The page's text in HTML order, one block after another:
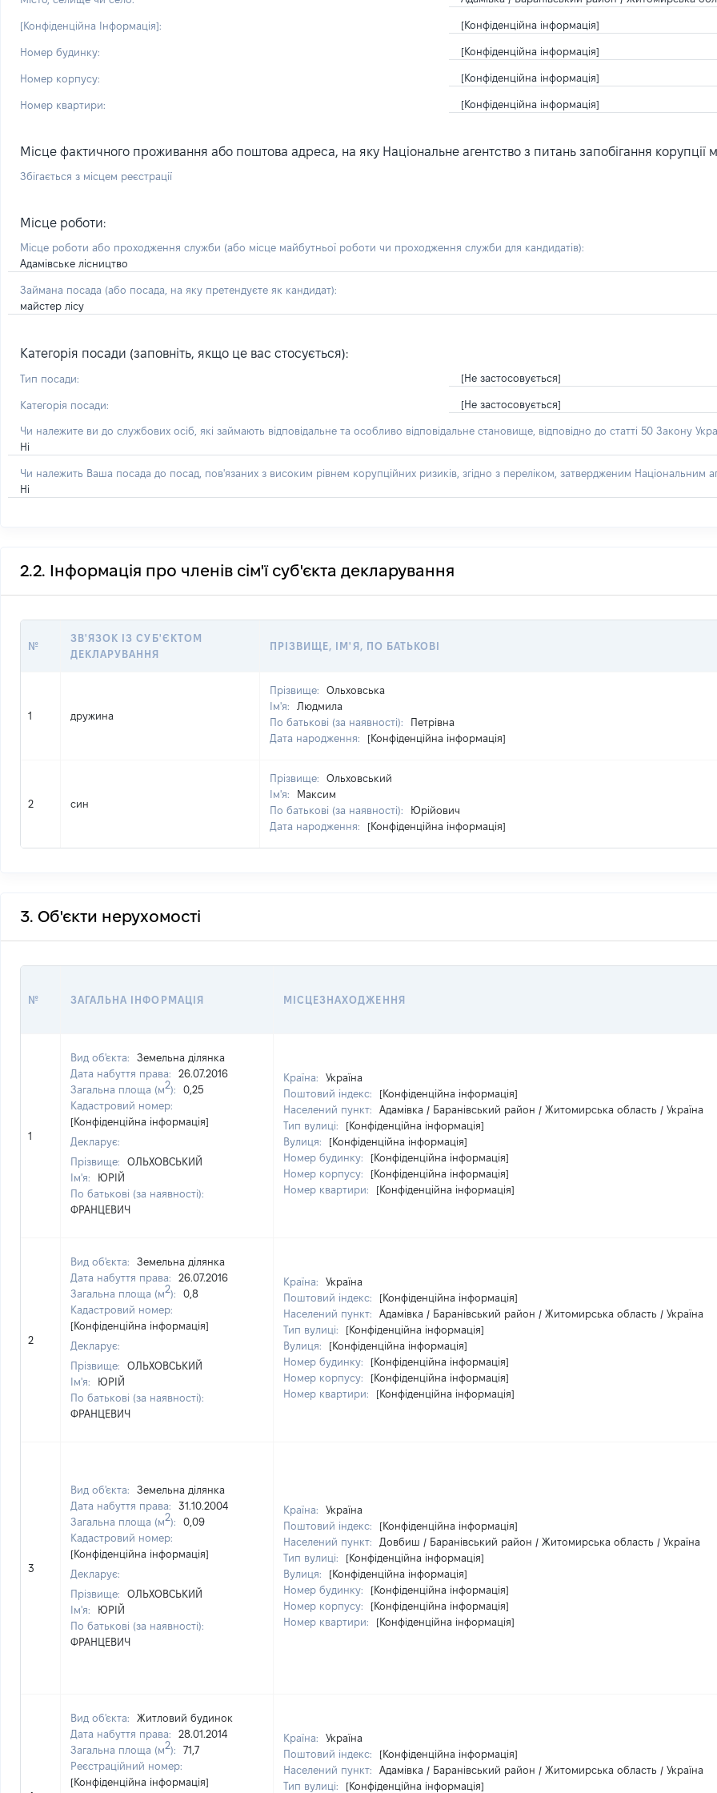
[Конфіденційна Інформація]: [Конфіденційна інформація]
Номер будинку: [Конфіденційна інформація]
Номер корпусу: [Конфіденційна інформація]
Номер квартири: [Конфіденційна інформація]
Місце фактичного проживання або поштова адреса, на яку Національне агентство з питань запобігання
Збігається з місцем реєстрації
Місце роботи:
Місце роботи або проходження служби (або місце майбутньої роботи чи проходження служби для кандидатів):
Адамівське лісництво
Займана посада (або посада, на яку претендуєте як кандидат):
майстер лісу
Категорія посади (заповніть, якщо це вас стосується):
Тип посади: [Не застосовується]
Категорія посади: [Не застосовується]
Чи належите ви до службових осіб, які займають відповідальне та особливо відповідальне становище, відповідно до статті 50 Закону
Ні
Чи належить Ваша посада до посад, пов'язаних з високим рівнем корупційних ризиків, згідно з переліком, затвердженим Національним
Ні
2.2. Інформація про членів сім'ї суб'єкта декларування
№
ЗВ'ЯЗОК ІЗ СУБ'ЄКТОМ
ДЕКЛАРУВАННЯ
ПРІЗВИЩЕ, ІМ'Я, ПО БАТЬКОВІ
1 дружина
Прізвище:
Ольховська
Ім'я:
Людмила
По батькові (за наявності):
Петрівна
Дата народження:
[Конфіденційна інформація]
2 син
Прізвище:
Ольховський
Ім'я:
Максим
По батькові (за наявності):
Юрійович
Дата народження:
[Конфіденційна інформація]
3. Об'єкти нерухомості
№ ЗАГАЛЬНА ІНФОРМАЦІЯ МІСЦЕЗНАХОДЖЕННЯ
1
Вид об'єкта:
Земельна ділянка
Дата набуття права:
26.07.2016
Загальна площа (м2):
0,25
Кадастровий номер:
[Конфіденційна інформація]
Декларує:
Прізвище:
ОЛЬХОВСЬКИЙ
Ім'я:
ЮРІЙ
По батькові (за наявності):
ФРАНЦЕВИЧ
Країна:
Україна
Поштовий індекс:
[Конфіденційна інформація]
Населений пункт:
Адамівка / Баранівський район / Житомирська область / Україна
Тип вулиці:
[Конфіденційна інформація]
Вулиця:
[Конфіденційна інформація]
Номер будинку:
[Конфіденційна інформація]
Номер корпусу:
[Конфіденційна інформація]
Номер квартири:
[Конфіденційна інформація]
2
Вид об'єкта:
Земельна ділянка
Дата набуття права:
26.07.2016
Загальна площа (м2):
0,8
Кадастровий номер:
[Конфіденційна інформація]
Декларує:
Прізвище:
ОЛЬХОВСЬКИЙ
Ім'я:
ЮРІЙ
По батькові (за наявності):
ФРАНЦЕВИЧ
Країна:
Україна
Поштовий індекс:
[Конфіденційна інформація]
Населений пункт:
Адамівка / Баранівський район / Житомирська область / Україна
Тип вулиці:
[Конфіденційна інформація]
Вулиця:
[Конфіденційна інформація]
Номер будинку:
[Конфіденційна інформація]
Номер корпусу:
[Конфіденційна інформація]
Номер квартири:
[Конфіденційна інформація]
3
Вид об'єкта:
Земельна ділянка
Дата набуття права:
31.10.2004
Загальна площа (м2):
0,09
Кадастровий номер:
[Конфіденційна інформація]
Декларує:
Прізвище:
ОЛЬХОВСЬКИЙ
Ім'я:
ЮРІЙ
По батькові (за наявності):
ФРАНЦЕВИЧ
Країна:
Україна
Поштовий індекс:
[Конфіденційна інформація]
Населений пункт:
Довбиш / Баранівський район / Житомирська область / Україна
Тип вулиці:
[Конфіденційна інформація]
Вулиця:
[Конфіденційна інформація]
Номер будинку:
[Конфіденційна інформація]
Номер корпусу:
[Конфіденційна інформація]
Номер квартири:
[Конфіденційна інформація]
Вид об'єкта:
Житловий будинок
Дата набуття права:
28.01.2014
Загальна площа (м2):
71,7
Реєстраційний номер:
[Конфіденційна інформація]
Країна:
Україна
Поштовий індекс:
[Конфіденційна інформація]
Населений пункт:
Адамівка / Баранівський район / Житомирська область / Україна
Тип вулиці:
[Конфіденційна інформація]